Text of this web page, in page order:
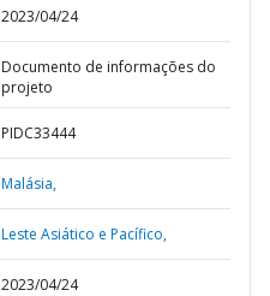
2023/04/24
Documento de informações do
projeto
PIDC33444
Malásia,
Leste Asiático e Pacífico,
2023/04/24